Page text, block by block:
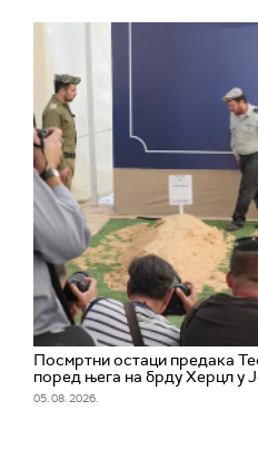
Посмртни остаци предака
поред њега на брду Херцл у
05. 08. 2026.